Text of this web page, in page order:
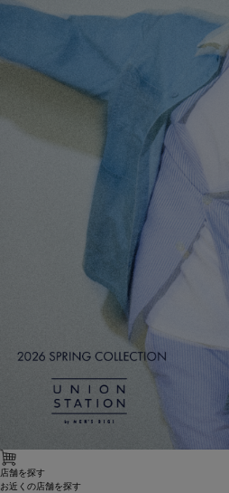
店舗を探す
お近くの店舗を探す